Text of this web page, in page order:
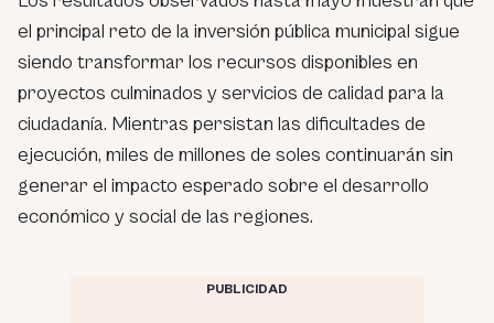
el principal reto de la inversión pública municipal sigue
siendo transformar los recursos disponibles en
proyectos culminados y servicios de calidad para la
ciudadanía. Mientras persistan las dificultades de
ejecución, miles de millones de soles continuarán sin
generar el impacto esperado sobre el desarrollo
económico y social de las regiones.
PUBLICIDAD